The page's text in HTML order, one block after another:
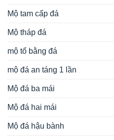
Mộ tam cấp đá
Mộ tháp đá
mộ tổ bằng đá
mộ đá an táng 1 lần
Mộ đá ba mái
Mộ đá hai mái
Mộ đá hậu bành